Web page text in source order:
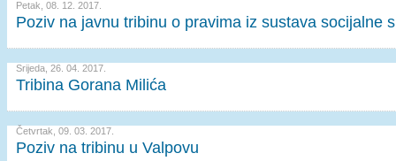
Petak, 08. 12. 2017.
Poziv na javnu tribinu o pravima iz sustava socijalne
Srijeda, 26. 04. 2017.
Tribina Gorana Milića
Četvrtak, 09. 03. 2017.
Poziv na tribinu u Valpovu